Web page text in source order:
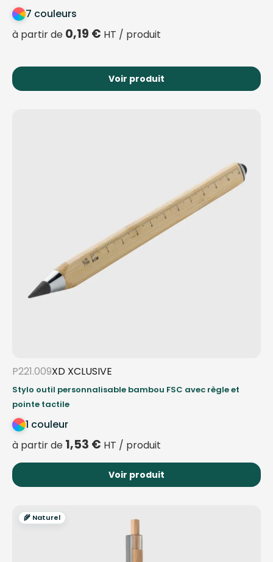
7 couleurs
à partir de 0,19 € HT / produit
Voir produit
P221.009XD XCLUSIVE
Stylo outil personnalisable bambou FSC avec règle et
pointe tactile
1 couleur
à partir de 1,53 € HT / produit
Voir produit
🌾 Naturel